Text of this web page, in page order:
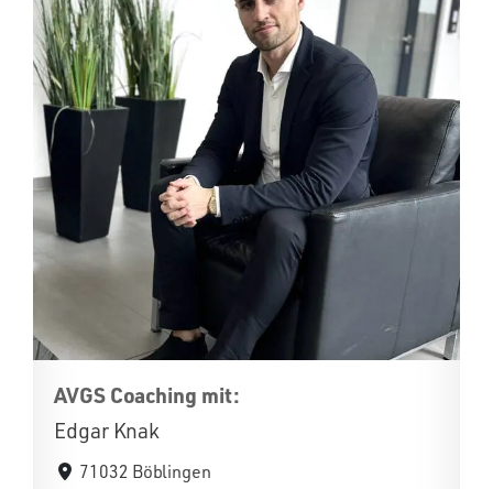
AVGS Coaching mit:
Edgar Knak
71032 Böblingen